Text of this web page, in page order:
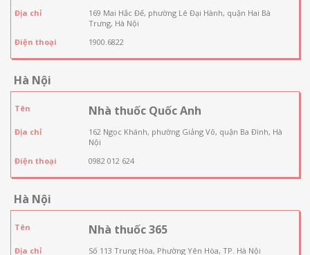
Địa chỉ
169 Mai Hắc Đế, phường Lê Đại Hành, quận Hai Bà
Trưng, Hà Nội
Điện thoại
1900.6822
Hà Nội
Tên Nhà thuốc Quốc Anh
Địa chỉ
162 Ngọc Khánh, phường Giảng Võ, quận Ba Đình, Hà
Nội
Điện thoại
0982 012 624
Hà Nội
Tên Nhà thuốc 365
Địa chỉ
Số 113 Trung Hòa, Phường Yên Hòa, TP. Hà Nội